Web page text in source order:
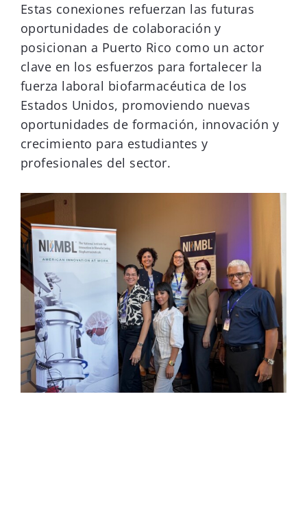
Estas conexiones refuerzan las futuras
oportunidades de colaboración y
posicionan a Puerto Rico como un actor
clave en los esfuerzos para fortalecer la
fuerza laboral biofarmacéutica de los
Estados Unidos, promoviendo nuevas
oportunidades de formación, innovación y
crecimiento para estudiantes y
profesionales del sector.